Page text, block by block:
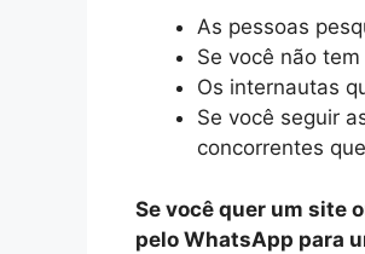
As pessoas
Se você não
Os internautas
Se você seguir
concorrentes
Se você quer um site
pelo WhatsApp para